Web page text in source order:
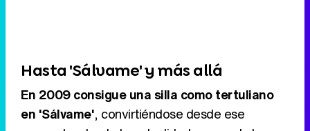
Hasta 'Sálvame' y más allá
En 2009 consigue una silla como tertuliano
en 'Sálvame', convirtiéndose desde ese